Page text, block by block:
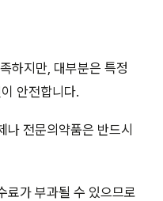
하지만, 대부분은 특정
안전합니다.
전문의약품은 반드시
료가 부과될 수 있으므로